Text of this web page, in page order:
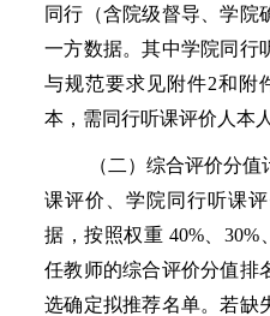
同行（含院级督导、学院
一方数据。其中学院同行
与规范要求见附件2和附
本，需同行听课评价人本
（二）综合评价分
课评价、学院同行听课
据，按照权重 40%、30%
任教师的综合评价分值排
选确定拟推荐名单。若缺